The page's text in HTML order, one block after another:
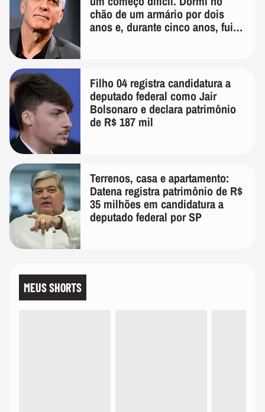
chão de um armário por dois
anos e, durante cinco anos, fui
Filho 04 registra candidatura a
deputado federal como Jair
Bolsonaro e declara patrimônio
de R$ 187 mil
Terrenos, casa e apartamento:
Datena registra patrimônio de R$
35 milhões em candidatura a
deputado federal por SP
MEUS SHORTS